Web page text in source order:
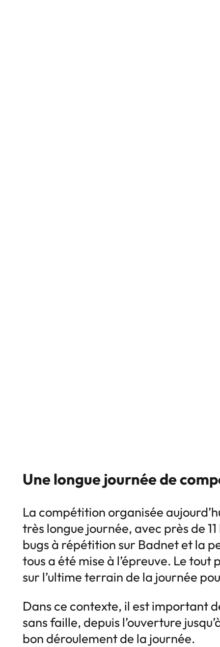
Une longue journée de
La compétition organisée
très longue journée, avec près de
bugs à répétition sur Badnet et la
tous a été mise à l’épreuve. Le
sur l’ultime terrain de la journée
Dans ce contexte, il est important
sans faille, depuis l’ouverture
bon déroulement de la journée.